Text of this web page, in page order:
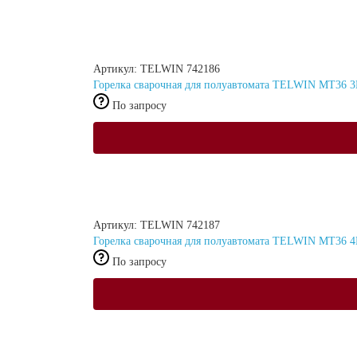
Артикул: TELWIN 742186
Горелка сварочная для полуавтомата TELWIN MT36
По запросу
Артикул: TELWIN 742187
Горелка сварочная для полуавтомата TELWIN MT36
По запросу